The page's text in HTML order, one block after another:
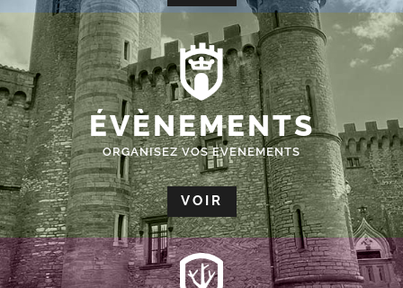
ÉVÈNEMENTS
ORGANISEZ VOS EVENEMENTS
VOIR